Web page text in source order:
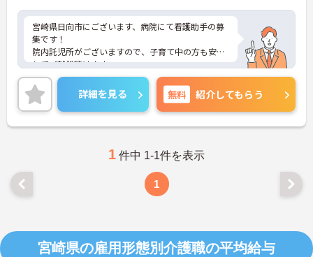
宮崎県日向市にございます、病院にて看護助手の募
集です！
院内託児所がございますので、子育て中の方も安心
してご就業頂けます。
ご興味のある方は、マイナビ看護師までお問い合わ
せください。詳細を見る 無料 紹介してもらう
1 件中 1-1件を表示
1
宮崎県の雇用形態別介護職の平均給与